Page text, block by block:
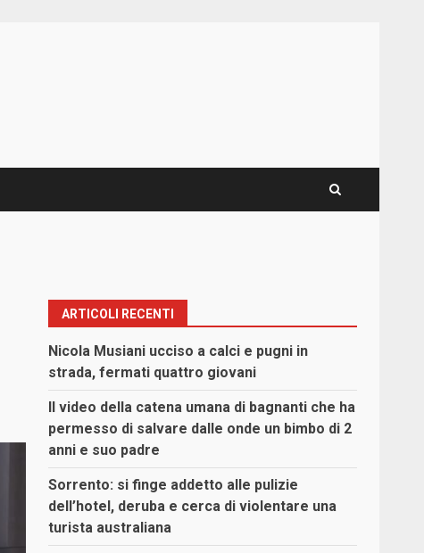
ARTICOLI RECENTI
Nicola Musiani ucciso a calci e pugni in
strada, fermati quattro giovani
Il video della catena umana di bagnanti che ha
permesso di salvare dalle onde un bimbo di 2
anni e suo padre
Sorrento: si finge addetto alle pulizie
dell’hotel, deruba e cerca di violentare una
turista australiana